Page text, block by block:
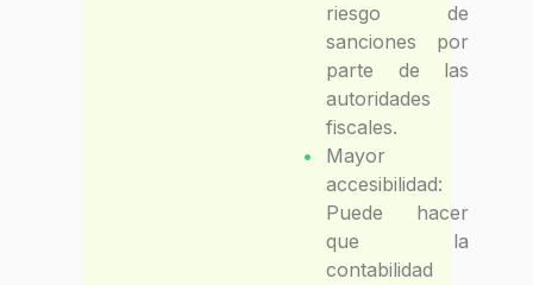
riesgo de
sanciones por
parte de las
autoridades
fiscales.
Mayor
accesibilidad:
Puede hacer
que la
contabilidad